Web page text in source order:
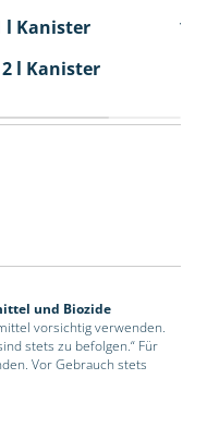
l Kanister
115
l Kanister
und Biozide
vorsichtig verwenden.
stets zu befolgen.“ Für
Vor Gebrauch stets